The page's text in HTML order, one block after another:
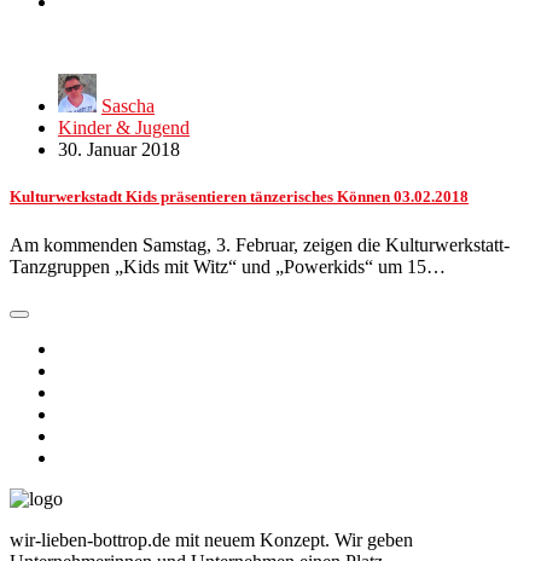
Sascha
Kinder & Jugend
30. Januar 2018
Kulturwerkstadt Kids präsentieren tänzerisches Können 03.02.2018
Am kommenden Samstag, 3. Februar, zeigen die Kulturwerkstatt-
Tanzgruppen „Kids mit Witz“ und „Powerkids“ um 15…
wir-lieben-bottrop.de mit neuem Konzept. Wir geben